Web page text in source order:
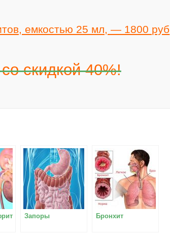
емкостью 25 мл, — 1800 руб
скидкой 40%!
Запоры Бронхит